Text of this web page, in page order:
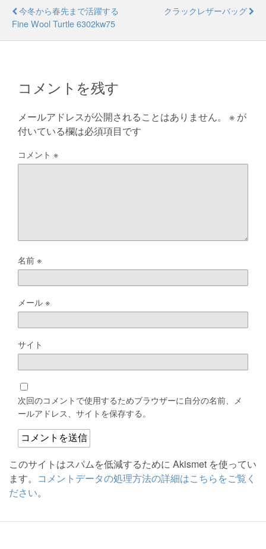
今冬から春先まで活躍する
Fine Wool Turtle 6302kw75
クラックレザーバッグ
コメントを残す
メールアドレスが公開されることはありません。 ※ が
付いている欄は必須項目です
コメント ※
名前※
メール※
サイト
次回のコメントで使用するためブラウザーに自分の名前、メ
ールアドレス、サイトを保存する。
このサイトはスパムを低減するために Akismet を使ってい
ます。 コメントデータの処理方法の詳細はこちらをご覧く
ださい。